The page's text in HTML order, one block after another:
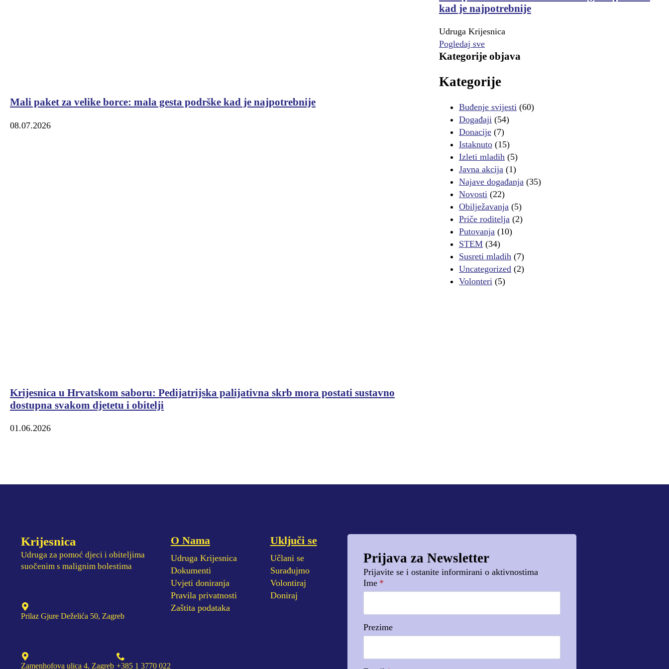
Mali paket za velike borce: mala gesta podrške kad je najpotrebnije
08.07.2026
Krijesnica u Hrvatskom saboru: Pedijatrijska palijativna skrb mora postati sustavno
dostupna svakom djetetu i obitelji
01.06.2026
kad je najpotrebnije
Udruga Krijesnica
Pogledaj sve
Kategorije objava
Kategorije
Buđenje svijesti (60)
Događaji (54)
Donacije(7)
Istaknuto(15)
Izleti mladih (5)
Javna akcija (1)
Najave događanja (35)
Novosti (22)
Obilježavanja (5)
Priče roditelja (2)
Putovanja (10)
STEM(34)
Susreti mladih (7)
Uncategorized (2)
Volonteri (5)
Krijesnica
Udruga za pomoć djeci i obiteljima
suočenim s malignim bolestima
Prilaz Gjure Deželića 50, Zagreb
Zamenhofova ulica 4, Zagreb +385 1 3770 022
O Nama
Udruga Krijesnica
Dokumenti
Uvjeti doniranja
Pravila privatnosti
Zaštita podataka
Uključi se
Učlani se
Surađujmo
Volontiraj
Doniraj
Prijava za Newsletter
Prijavite se i ostanite informirani o aktivnostima
Ime *
Prezime